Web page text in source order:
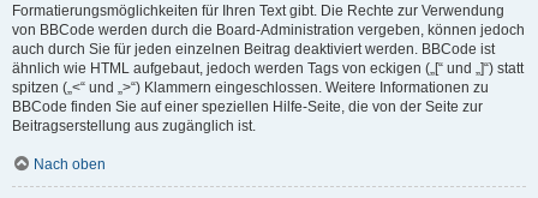
Formatierungsmöglichkeiten für Ihren Text gibt. Die Rechte zur Verwendung
von BBCode werden durch die Board-Administration vergeben, können jedoch
auch durch Sie für jeden einzelnen Beitrag deaktiviert werden. BBCode ist
ähnlich wie HTML aufgebaut, jedoch werden Tags von eckigen („[“ und „]“) statt
spitzen („<“ und „>“) Klammern eingeschlossen. Weitere Informationen zu
BBCode finden Sie auf einer speziellen Hilfe-Seite, die von der Seite zur
Beitragserstellung aus zugänglich ist.
Nach oben